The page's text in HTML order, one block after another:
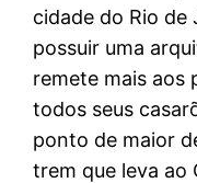
cidade do Rio de
possuir uma
remete mais aos
todos seus
ponto de maior
trem que leva ao